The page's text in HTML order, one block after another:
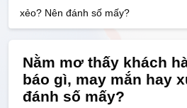
XSMT
XSMN
Vietlott
xẻo? Nên đánh số mấy?
Nằm mơ thấy khách
báo gì, may mắn hay
đánh số mấy?